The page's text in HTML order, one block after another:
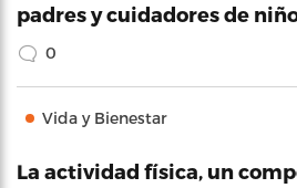
padres y cuidadores de
0
Vida y Bienestar
La actividad física, un